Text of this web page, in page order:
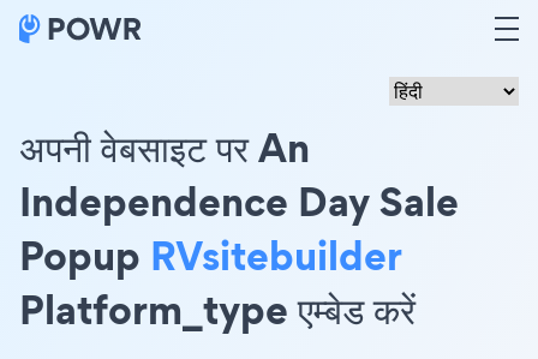
अपनी वेबसाइट पर An
Independence Day Sale
Popup RVsitebuilder
Platform_type एम्बेड करें